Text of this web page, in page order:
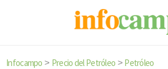
Infocampo > Precio del Petróleo > Petróleo